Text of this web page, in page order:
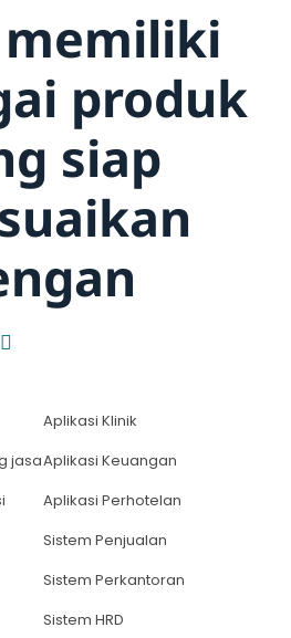
produk
siap
jasa
Aplikasi Klinik
Aplikasi Keuangan
Aplikasi Perhotelan
Sistem Penjualan
Sistem Perkantoran
Sistem HRD